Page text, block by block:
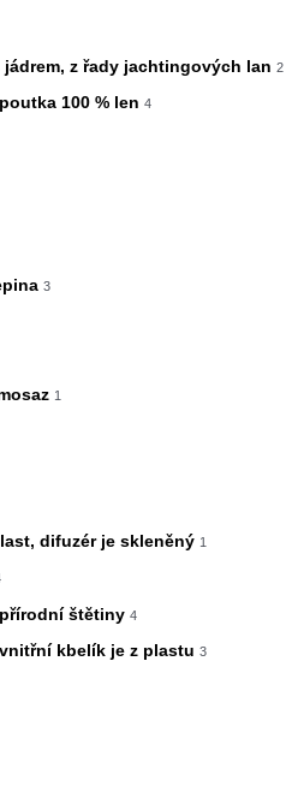
z řady jachtingových lan 2
100 % len 4
3
1
difuzér je skleněný 1
štětiny 4
kbelík je z plastu 3